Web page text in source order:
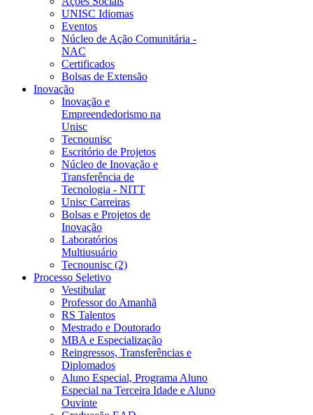
UNISC Idiomas
Eventos
Núcleo de Ação Comunitária -
NAC
Certificados
Bolsas de Extensão
Inovação
Inovação e
Empreendedorismo na
Unisc
Tecnounisc
Escritório de Projetos
Núcleo de Inovação e
Transferência de
Tecnologia - NITT
Unisc Carreiras
Bolsas e Projetos de
Inovação
Laboratórios
Multiusuário
Tecnounisc (2)
Processo Seletivo
Vestibular
Professor do Amanhã
RS Talentos
Mestrado e Doutorado
MBA e Especialização
Reingressos, Transferências e
Diplomados
Aluno Especial, Programa Aluno
Especial na Terceira Idade e Aluno
Ouvinte